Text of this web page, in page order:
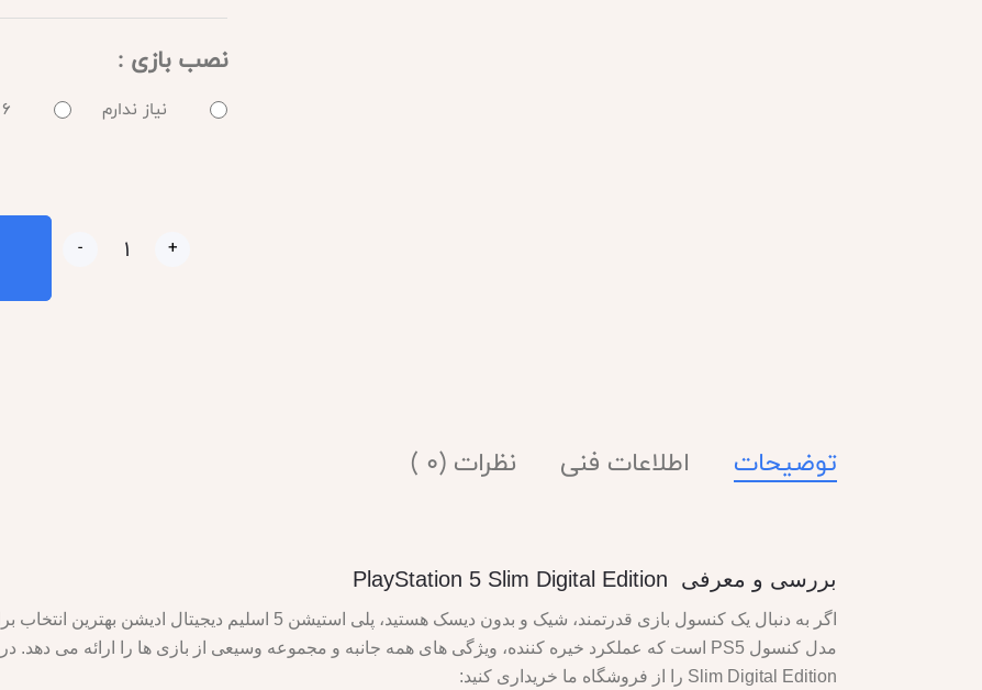
نصب بازی :
نیاز ندارم 6 انتخاب
- +
توضیحات اطلاعات فنی نظرات (0 )
بررسی و معرفی PlayStation 5 Slim Digital Edition
Slim Digital Edition را از فروشگاه ما خریداری کنید: